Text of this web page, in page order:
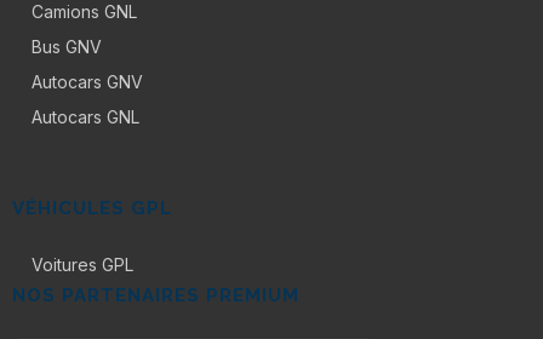
Camions GNL
Bus GNV
Autocars GNV
Autocars GNL
VÉHICULES GPL
Voitures GPL
NOS PARTENAIRES PREMIUM